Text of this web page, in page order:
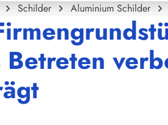
Schilder Aluminium Schilder